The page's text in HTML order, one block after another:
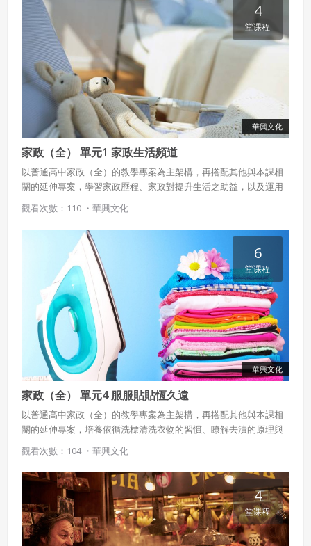
華興文化
4
堂课程
家政（全） 單元1 家政生活頻道
以普通高中家政（全）的教學專案為主架構，再搭配其他與本課相
關的延伸專案，學習家政歷程、家政對提升生活之助益，以及運用
所學強化家政與生活之連結。
觀看次數：110 ・ 華興文化
華興文化
6
堂课程
家政（全） 單元4 服服貼貼恆久遠
以普通高中家政（全）的教學專案為主架構，再搭配其他與本課相
關的延伸專案，培養依循洗標清洗衣物的習慣、瞭解去漬的原理與
方法，以及學習服飾收納的知能。
觀看次數：104 ・ 華興文化
4
堂课程